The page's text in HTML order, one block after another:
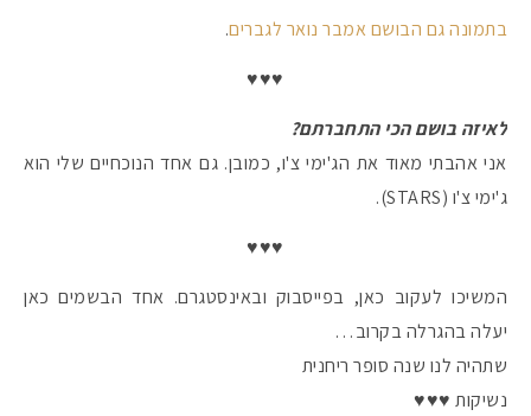
בתמונה גם הבושם אמבר נואר לגברים.
♥♥♥
לאיזה בושם הכי התחברתם?
אני אהבתי מאוד את הג'ימי צ'ו, כמובן. גם אחד הנוכחיים שלי הוא
ג'ימי צ'ו (STARS).
♥♥♥
המשיכו לעקוב כאן, בפייסבוק ובאינסטגרם. אחד הבשמים כאן
יעלה בהגרלה בקרוב…
שתהיה לנו שנה סופר ריחנית
נשיקות ♥♥♥